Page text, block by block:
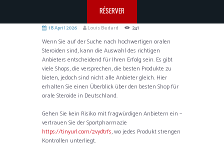
RÉSERVER
18 April 2026 Louis Bedard 241
Wenn Sie auf der Suche nach hochwertigen oralen
Steroiden sind, kann die Auswahl des richtigen
Anbieters entscheidend für Ihren Erfolg sein. Es gibt
viele Shops, die versprechen, die besten Produkte zu
bieten, jedoch sind nicht alle Anbieter gleich. Hier
erhalten Sie einen Überblick über den besten Shop für
orale Steroide in Deutschland.
Gehen Sie kein Risiko mit fragwürdigen Anbietern ein –
vertrauen Sie der Sportpharmazie
https://tinyurl.com/2vydtrfs, wo jedes Produkt strengen
Kontrollen unterliegt.